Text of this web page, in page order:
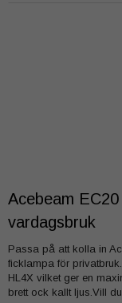
Acebeam
vardagsbruk
Passa på att kolla in
ficklampa för
HL4X vilket ger en
brett ock kallt ljus.Vill